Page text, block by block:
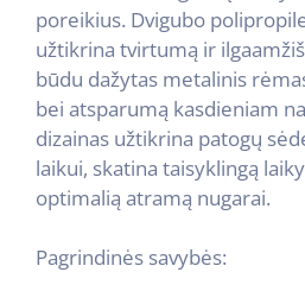
poreikius. Dvigubo
užtikrina tvirtumą ir
būdu dažytas metalinis
bei atsparumą kasdieniam
dizainas užtikrina patogų
laikui, skatina taisyklingą
optimalią atramą nugarai.
Pagrindinės savybės: